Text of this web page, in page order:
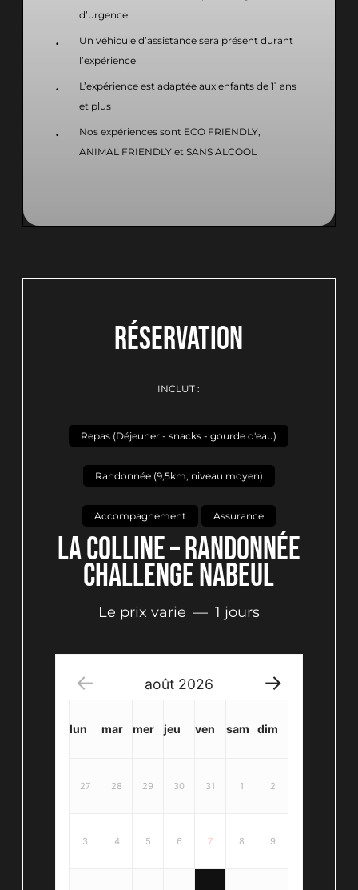
d’urgence
Un véhicule d’assistance sera présent durant
l’expérience
L’expérience est adaptée aux enfants de 11 ans
et plus
Nos expériences sont ECO FRIENDLY,
ANIMAL FRIENDLY et SANS ALCOOL
RÉSERVATION
INCLUT :
Repas (Déjeuner - snacks - gourde d'eau)
Randonnée (9,5km, niveau moyen)
Accompagnement Assurance
LA COLLINE – RANDONNÉE
CHALLENGE NABEUL
Le prix varie 1 jours
août 2026
lun mar mer jeu ven sam dim
27 28 29 30 31 1 2
3 4 5 6 7 8 9